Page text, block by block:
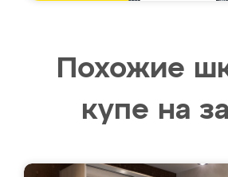
Похожие
купе на